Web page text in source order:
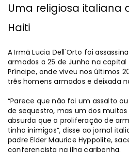
Uma religiosa italiana
Haiti
A Irmã Lucia Dell'Orto foi
armados a 25 de Junho na capital
Príncipe, onde viveu nos últimos
três homens armados e deixada
“Parece que não foi um assalto
de sequestro, mas um dos
absurda que a proliferação de
tinha inimigos”, disse ao jornal
padre Elder Maurice Hyppolite,
conferencista na ilha caribenha.